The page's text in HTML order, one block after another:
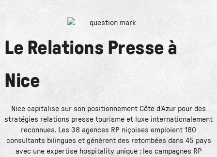
Le Relations Presse à
Nice
Nice capitalise sur son positionnement Côte d'Azur pour des
stratégies relations presse tourisme et luxe internationalement
reconnues. Les 38 agences RP niçoises emploient 180
consultants bilingues et génèrent des retombées dans 45 pays
avec une expertise hospitality unique : les campagnes RP